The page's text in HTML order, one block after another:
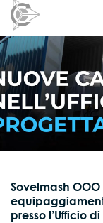
Sovelmash
presso l’Ufficio